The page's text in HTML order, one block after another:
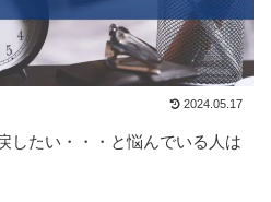
2024.05.17
したい・・・と悩んでいる人は